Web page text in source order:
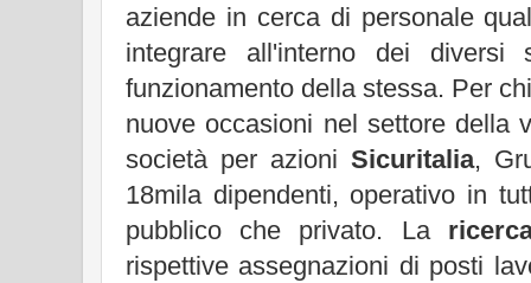
aziende in cerca di personale
integrare all'interno dei diversi
funzionamento della stessa. Per
nuove occasioni nel settore della
società per azioniSicuritalia,
18mila dipendenti, operativo in
pubblico che privato. La
rispettive assegnazioni di posti